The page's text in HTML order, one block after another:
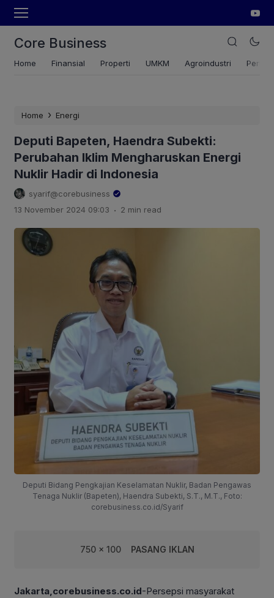
Core Business
Home Finansial Properti UMKM Agroindustri
Home › Energi
Deputi Bapeten, Haendra Subekti:
Perubahan Iklim Mengharuskan Energi
Nuklir Hadir di Indonesia
syarif@corebusiness
13 November 2024 09:03 . 2 min read
Deputi Bidang Pengkajian Keselamatan Nuklir, Badan Pengawas
Tenaga Nuklir (Bapeten), Haendra Subekti, S.T., M.T., Foto:
corebusiness.co.id/Syarif
750 x 100 PASANG IKLAN
Jakarta,corebusiness.co.id-Persepsi masyarakat